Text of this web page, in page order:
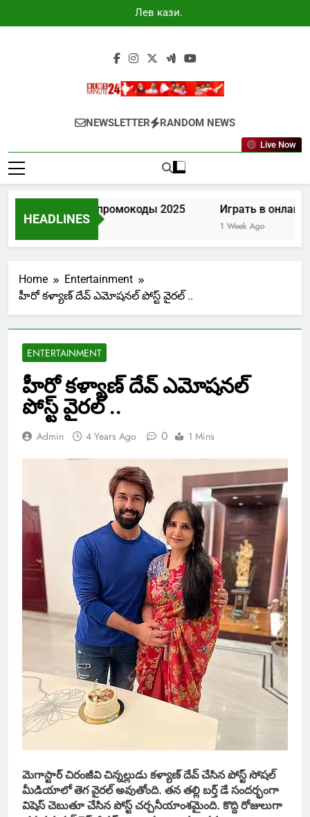
to
Лев казино
промокоды
Newsminute24
Get All Updated Telugu News
NEWSLETTER RANDOM NEWS
Live Now
HEADLINES
Лев казино промокоды 2025
6 Days Ago
Играть в онлайн
1 Week Ago
Home
Entertainment
హీరో కళ్యాణ్ దేవ్ ఎమోషనల్ పోస్ట్ వైరల్ ..
ENTERTAINMENT
హీరో కళ్యాణ్ దేవ్ ఎమోషనల్
పోస్ట్ వైరల్ ..
Admin 4 Years Ago 0 1 Mins
మెగాస్టార్ చిరంజీవి చిన్నల్లుడు కళ్యాణ్ దేవ్ చేసిన పోస్ట్ సోషల్
మీడియాలో తెగ వైరల్ అవుతోంది. తన తల్లి బర్త్ డే సందర్భంగా
విషెస్ చెబుతూ చేసిన పోస్ట్ చర్చనీయాంశమైంది. కొద్ది రోజులుగా